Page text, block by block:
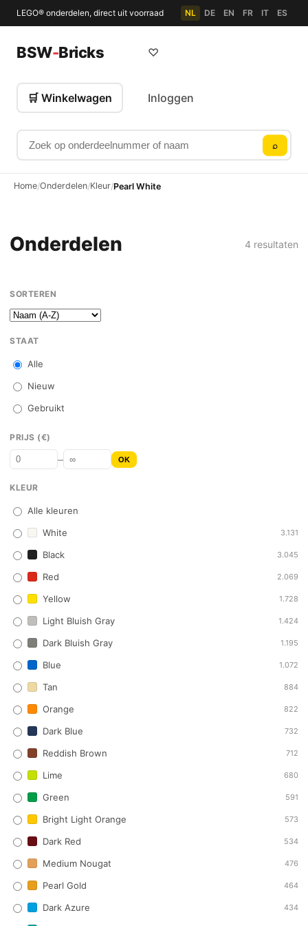
LEGO® onderdelen, direct uit voorraad NL DE EN FR IT ES
BSW-Bricks
Zoek op onderdeelnummer of naam
⌕
♡
🛒 Winkelwagen Inloggen
Home/Onderdelen/Kleur/Pearl White
Onderdelen 4 resultaten
SORTEREN
STAAT
Alle
Nieuw
Gebruikt
PRIJS (€)
– OK
KLEUR
Alle kleuren
White
3.131
Black 3.045
Red 2.069
Yellow 1.728
Light Bluish Gray 1.424
Dark Bluish Gray 1.195
Blue 1.072
Tan 884
Orange 822
Dark Blue 732
Reddish Brown 712
Lime 680
Green 591
Bright Light Orange 573
Dark Red 534
Medium Nougat 476
Pearl Gold 464
Dark Azure 434